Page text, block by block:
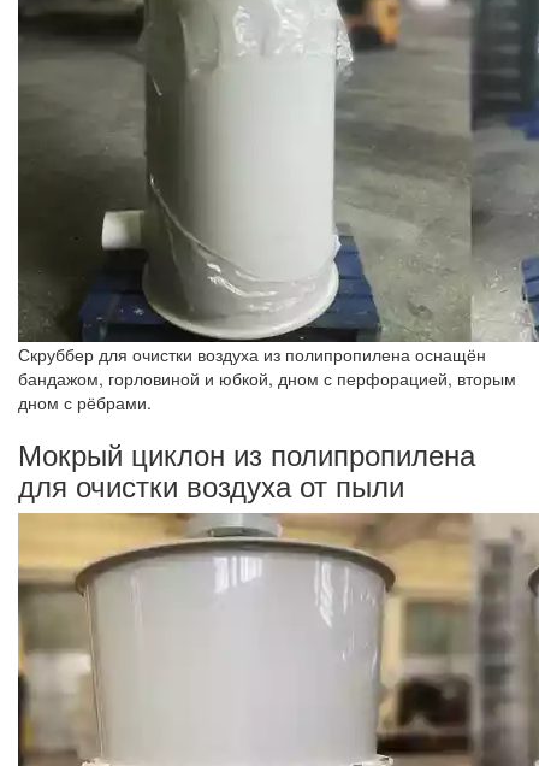
Скруббер для очистки воздуха из полипропилена оснащён
бандажом, горловиной и юбкой, дном с перфорацией, вторым
дном с рёбрами.
Мокрый циклон из полипропилена
для очистки воздуха от пыли